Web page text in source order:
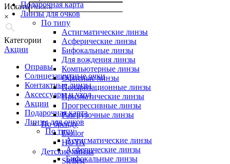
Искать
×
Категории
Акции
Оправы
Солнцезащитные очки
Контактные линзы
Аксессуары и уход
Акции
Подарочная карта
Линзы для очков
По типу
Астигматические линзы
Асферические линзы
Бифокальные линзы
Подарочная карта
Линзы для очков
По типу
Астигматические линзы
Асферические линзы
Бифокальные линзы
Для вождения линзы
Компьютерные линзы
Офисные линзы
Поляризационные линзы
Призматические линзы
Прогрессивные линзы
Разгрузочные линзы
По бренду
Essilor
HOYA
Детские линзы
Stellest